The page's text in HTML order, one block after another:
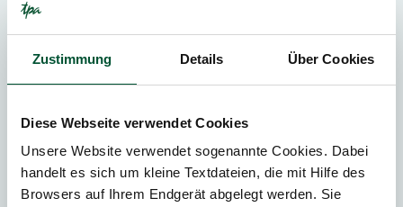
Zustimmung Details Über Cookies
Diese Webseite verwendet Cookies
Unsere Website verwendet sogenannte Cookies. Dabei
handelt es sich um kleine Textdateien, die mit Hilfe des
Browsers auf Ihrem Endgerät abgelegt werden. Sie
Partner bei TPA Österreich